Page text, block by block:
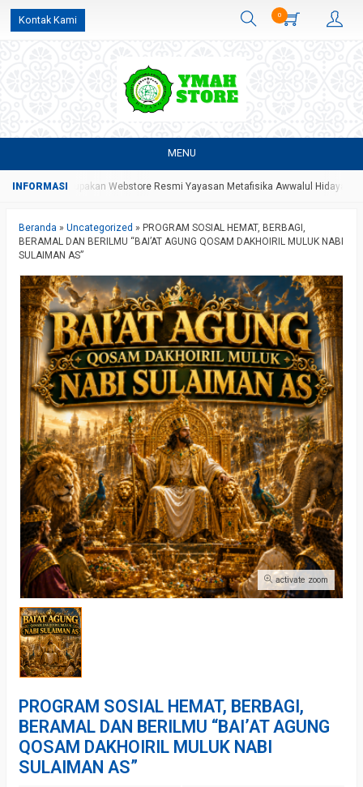
Kontak Kami 0
MENU
Yang Merupakan Webstore Resmi Yayasan Metafisika Awwalul Hidayah
Beranda » Uncategorized » PROGRAM SOSIAL HEMAT, BERBAGI,
BERAMAL DAN BERILMU “BAI’AT AGUNG QOSAM DAKHOIRIL MULUK NABI
SULAIMAN AS”
activate zoom
PROGRAM SOSIAL HEMAT, BERBAGI,
BERAMAL DAN BERILMU “BAI’AT AGUNG
QOSAM DAKHOIRIL MULUK NABI
SULAIMAN AS”